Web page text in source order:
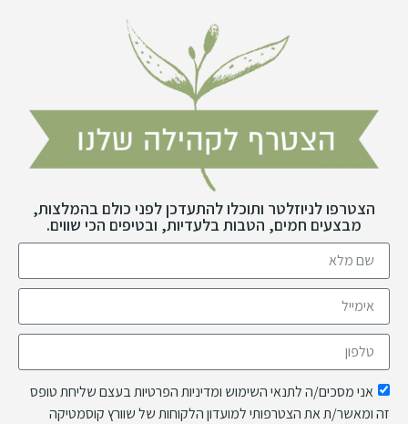
הצטרפו לניוזלטר ותוכלו להתעדכן לפני כולם בהמלצות,
מבצעים חמים, הטבות בלעדיות, ובטיפים הכי שווים.
אני מסכים/ה לתנאי השימוש ומדיניות הפרטיות בעצם שליחת טופס
זה ומאשר/ת את הצטרפותי למועדון הלקוחות של שוורץ קוסמטיקה